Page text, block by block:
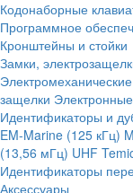
Кодонаборные
Программное
Кронштейны и стойки
Замки,
Электромеханические
защелки Электронные
Идентификаторы и
EM-Marine (125 кГц)
(13,56 мГц) UHF
Идентификаторы
Аксессуары